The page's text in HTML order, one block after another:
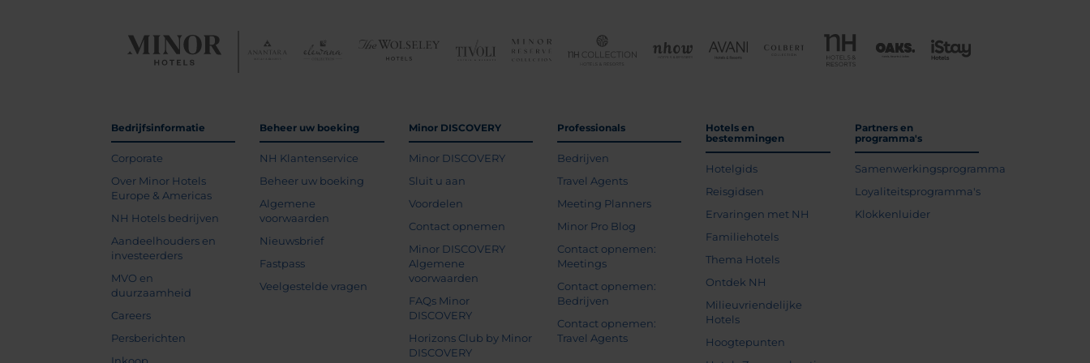
Bedrijfsinformatie
Corporate
Over Minor Hotels
Europe & Americas
NH Hotels bedrijven
Aandeelhouders en
investeerders
MVO en
duurzaamheid
Careers
Persberichten
Beheer uw boeking
NH Klantenservice
Beheer uw boeking
Algemene
voorwaarden
Nieuwsbrief
Fastpass
Veelgestelde vragen
Minor DISCOVERY
Minor DISCOVERY
Sluit u aan
Voordelen
Contact opnemen
Minor DISCOVERY
Algemene
voorwaarden
FAQs Minor
DISCOVERY
Horizons Club by Minor
DISCOVERY
Professionals
Bedrijven
Travel Agents
Meeting Planners
Minor Pro Blog
Contact opnemen:
Meetings
Contact opnemen:
Bedrijven
Contact opnemen:
Travel Agents
Hotels en
bestemmingen
Hotelgids
Reisgidsen
Ervaringen met NH
Familiehotels
Thema Hotels
Ontdek NH
Milieuvriendelijke
Hotels
Hoogtepunten
Partners en
programma's
Samenwerkingsprogramma
Loyaliteitsprogramma's
Klokkenluider